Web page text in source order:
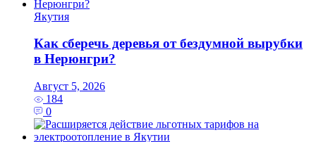
Якутия
Как сберечь деревья от бездумной вырубки
в Нерюнгри?
Август 5, 2026
184
0